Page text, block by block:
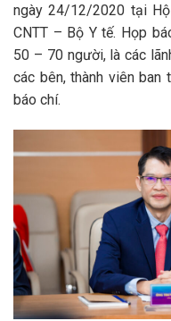
ngày 24/12/2020 tại
CNTT – Bộ Y tế. Họp
50 – 70 người, là các
các bên, thành viên
báo chí.